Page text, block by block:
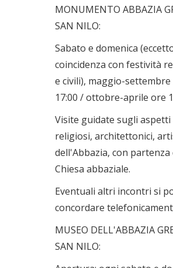
MONUMENTO ABBAZIA
SAN NILO:
Sabato e domenica
coincidenza con festività
e civili), maggio-settembre
17:00 / ottobre-aprile ore
Visite guidate sugli
religiosi, architettonici,
dell'Abbazia, con partenza
Chiesa abbaziale.
Eventuali altri incontri si
concordare
MUSEO DELL'ABBAZIA
SAN NILO: